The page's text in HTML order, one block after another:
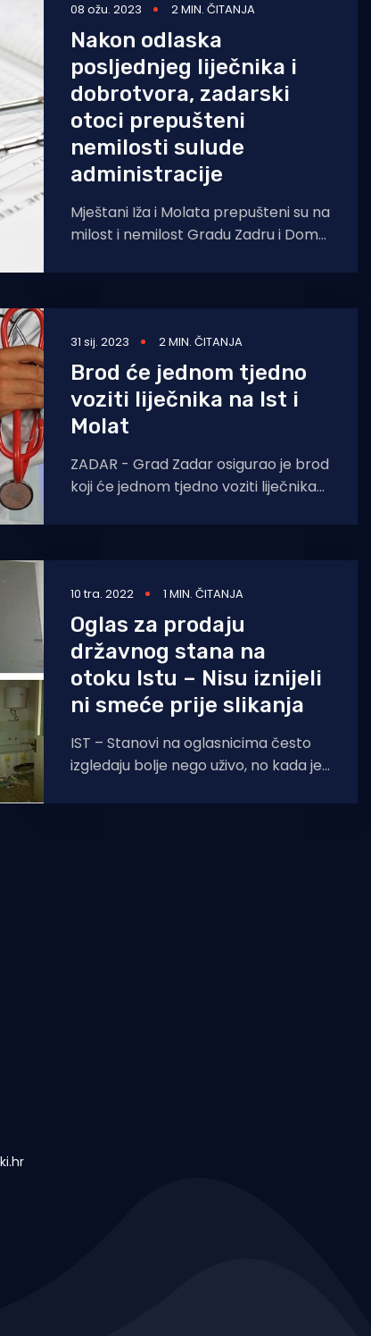
08 ožu. 2023 2 MIN. ČITANJA
Nakon odlaska
posljednjeg liječnika i
dobrotvora, zadarski
otoci prepušteni
nemilosti sulude
administracije
Mještani Iža i Molata prepušteni su na
milost i nemilost Gradu Zadru i Domu
je
31 sij. 2023 2 MIN. ČITANJA
Brod će jednom tjedno
voziti liječnika na Ist i
Molat
ZADAR - Grad Zadar osigurao je brod
koji će jednom tjedno voziti liječnika
10 tra. 2022 1 MIN. ČITANJA
Oglas za prodaju
državnog stana na
otoku Istu – Nisu iznijeli
ni smeće prije slikanja
IST – Stanovi na oglasnicima često
izgledaju bolje nego uživo, no kada je
ćete se osjećati